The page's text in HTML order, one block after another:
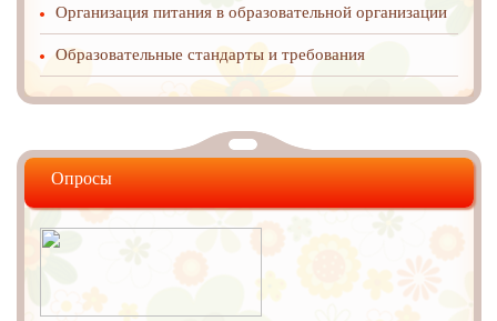
Организация питания в образовательной организации
Образовательные стандарты и требования
Опросы